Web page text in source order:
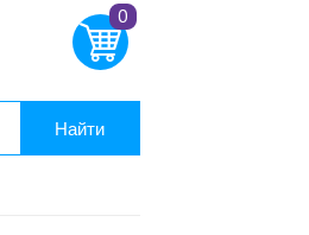
Найти